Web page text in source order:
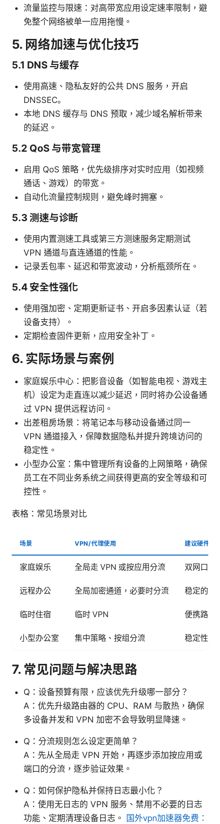
流量监控与限速：对高带宽应用设定速率限制，避
免整个网络被单一应用拖慢。
5. 网络加速与优化技巧
5.1 DNS 与缓存
使用高速、隐私友好的公共 DNS 服务，开启
DNSSEC。
本地 DNS 缓存与 DNS 预取，减少域名解析带来
的延迟。
5.2 QoS 与带宽管理
启用 QoS 策略，优先级排序对实时应用（如视频
通话、游戏）的带宽。
自动化流量控制规则，避免峰时拥塞。
5.3 测速与诊断
使用内置测速工具或第三方测速服务定期测试
VPN 通道与直连通道的性能。
记录丢包率、延迟和带宽波动，分析瓶颈所在。
5.4 安全性强化
使用强加密、定期更新证书、开启多因素认证（若
设备支持）。
定期检查固件更新，应用安全补丁。
6. 实际场景与案例
家庭娱乐中心：把影音设备（如智能电视、游戏主
机）设定为走直连以减少延迟，同时将办公设备通
过 VPN 提供远程访问。
出差租房场景：将笔记本与移动设备通过同一
VPN 通道接入，保障数据隐私并提升跨境访问的
稳定性。
小型办公室：集中管理所有设备的上网策略，确保
员工在不同业务系统之间获得更高的安全等级和可
控性。
表格：常见场景对比
场景 VPN/代理使用 建议硬件要
家庭娱乐 全局走 VPN 或按应用分流 双网口/
远程办公 全局加密通道，必要时分流 稳定的
临时住宿 临时 VPN 便携路由
小型办公室 集中策略、按组分流 稳定性与
7. 常见问题与解决思路
Q：设备预算有限，应该优先升级哪一部分？
A：优先升级路由器的 CPU、RAM 与散热，确保
多设备并发和 VPN 加密不会导致明显降速。
Q：分流规则怎么设定更简单？
A：先从全局走 VPN 开始，再逐步添加按应用或
端口的分流，逐步验证效果。
Q：如何保护隐私并保持日志最小化？
A：使用无日志的 VPN 服务、禁用不必要的日志
功能、定期清理设备日志。
国外vpn加速器免费：